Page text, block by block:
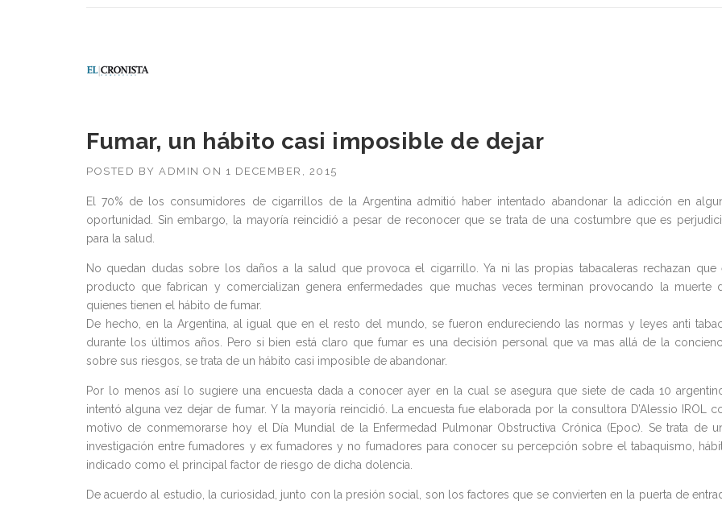
Fumar, un hábito casi imposible de dejar
POSTED BY ADMIN ON 1 DECEMBER, 2015
El 70% de los consumidores de cigarrillos de la Argentina admitió haber intentado abandonar la adicción en
oportunidad. Sin embargo, la mayoría reincidió a pesar de reconocer que se trata de una costumbre que es
para la salud.
No quedan dudas sobre los daños a la salud que provoca el cigarrillo. Ya ni las propias tabacaleras rechazan que
producto que fabrican y comercializan genera enfermedades que muchas veces terminan provocando la muerte
quienes tienen el hábito de fumar.
De hecho, en la Argentina, al igual que en el resto del mundo, se fueron endureciendo las normas y leyes anti
durante los últimos años. Pero si bien está claro que fumar es una decisión personal que va mas allá de la
sobre sus riesgos, se trata de un hábito casi imposible de abandonar.
Por lo menos así lo sugiere una encuesta dada a conocer ayer en la cual se asegura que siete de cada 10
intentó alguna vez dejar de fumar. Y la mayoría reincidió. La encuesta fue elaborada por la consultora D’Alessio IROL
motivo de conmemorarse hoy el Día Mundial de la Enfermedad Pulmonar Obstructiva Crónica (Epoc). Se trata de
investigación entre fumadores y ex fumadores y no fumadores para conocer su percepción sobre el tabaquismo,
indicado como el principal factor de riesgo de dicha dolencia.
De acuerdo al estudio, la curiosidad, junto con la presión social, son los factores que se convierten en la puerta de